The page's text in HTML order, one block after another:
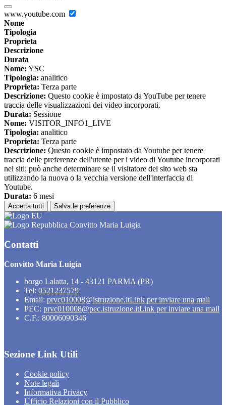
www.youtube.com
Nome
Tipologia
Proprieta
Descrizione
Durata
Nome: YSC
Tipologia: analitico
Proprieta: Terza parte
Descrizione: Questo cookie è impostato da YouTube per tenere
traccia delle visualizzazioni dei video incorporati.
Durata: Sessione
Nome: VISITOR_INFO1_LIVE
Tipologia: analitico
Proprieta: Terza parte
Descrizione: Questo cookie è impostato da Youtube per tenere
traccia delle preferenze dell'utente per i video di Youtube incorporati
nei siti; può anche determinare se il visitatore del sito web sta
utilizzando la nuova o la vecchia versione dell'interfaccia di
Youtube.
Durata: 6 mesi
Accetta tutti Salva le preferenze
Convitto Maria Luigia
Contatti
Convitto Maria Luigia
borgo Lalatta, 14 - 43121 PARMA (PR)
Tel: 0521237579
Email: prvc010008@istruzione.itLink per inviare una mail
PEC: prvc010008@pec.istruzione.itLink per inviare una mail
C.F.: 80006090346
Sezione Link Utili
Cookie policy
Note legali
Informativa Privacy
Ufficio Relazioni con il Pubblico